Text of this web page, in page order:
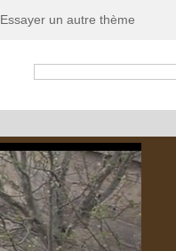
Essayer un autre thème